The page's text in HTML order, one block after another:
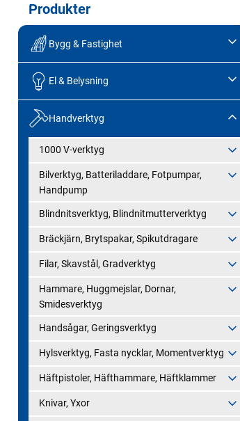
Produkter
Bygg & Fastighet
El & Belysning
Handverktyg
1000 V-verktyg
Bilverktyg, Batteriladdare, Fotpumpar,
Handpump
Blindnitsverktyg, Blindnitmutterverktyg
Bräckjärn, Brytspakar, Spikutdragare
Filar, Skavstål, Gradverktyg
Hammare, Huggmejslar, Dornar,
Smidesverktyg
Handsågar, Geringsverktyg
Hylsverktyg, Fasta nycklar, Momentverktyg
Häftpistoler, Häfthammare, Häftklammer
Knivar, Yxor